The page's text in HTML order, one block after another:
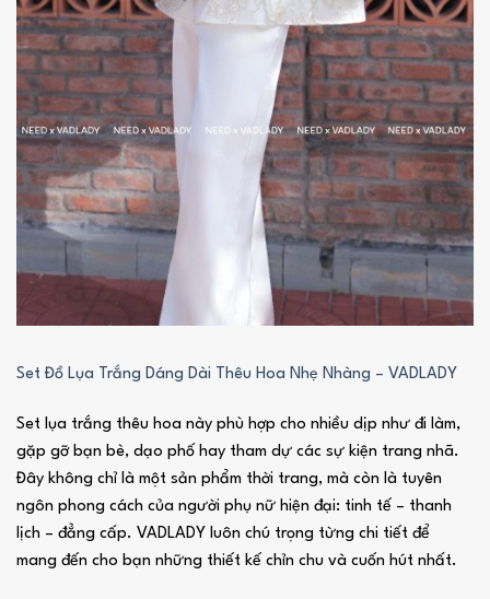
Set Đồ Lụa Trắng Dáng Dài Thêu Hoa Nhẹ Nhàng – VADLADY
Set lụa trắng thêu hoa này phù hợp cho nhiều dịp như đi làm,
gặp gỡ bạn bè, dạo phố hay tham dự các sự kiện trang nhã.
Đây không chỉ là một sản phẩm thời trang, mà còn là tuyên
ngôn phong cách của người phụ nữ hiện đại: tinh tế – thanh
lịch – đẳng cấp. VADLADY luôn chú trọng từng chi tiết để
mang đến cho bạn những thiết kế chỉn chu và cuốn hút nhất.